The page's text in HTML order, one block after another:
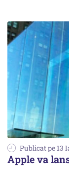
Publicat pe 13
Apple va